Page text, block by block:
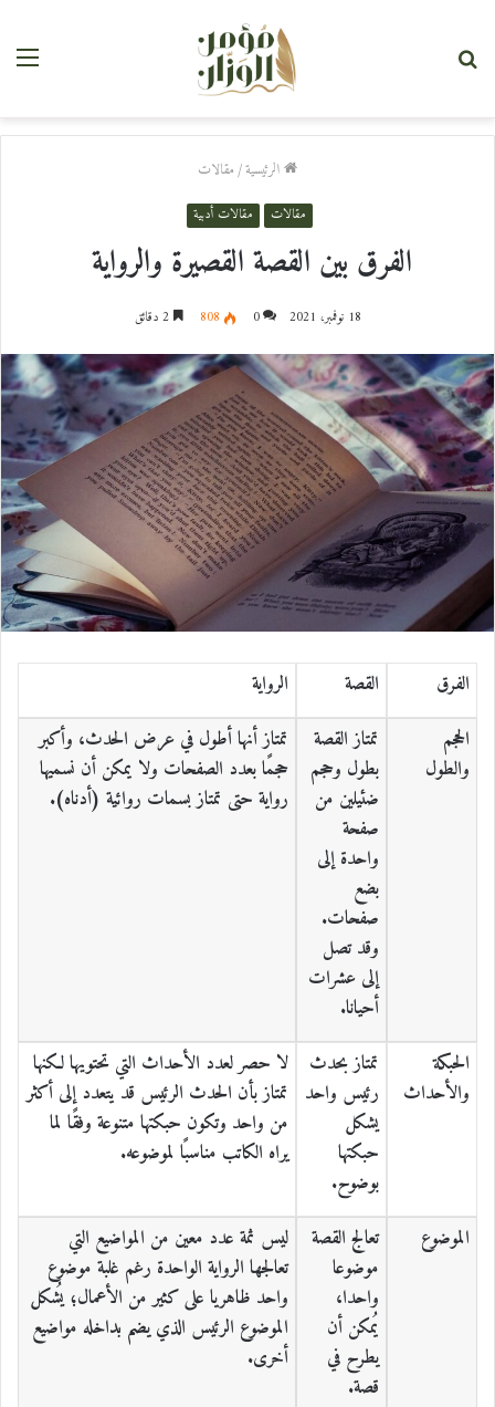
الرئيسية/مقالات
مقالات مقالات أدبية
الفرق بين القصة القصيرة والرواية
18 نوفمبر، 2021 0
808 2 دقائق
الفرق القصة
الرواية
الحجم
والطول
تمتاز القصة
بطول وحجم
ضئيلين من
صفحة
واحدة إلى
بضع
صفحات.
وقد تصل
إلى عشرات
أحيانا.
تمتاز أنها أطول في عرض الحدث، وأكبر
حجمًا بعدد الصفحات ولا يمكن أن نسميها
رواية حتى تمتاز بسمات روائية (أدناه).
الحبكة
والأحداث
تمتاز بحدث
رئيس واحد
يشكل
حبكتها
بوضوح.
لا حصر لعدد الأحداث التي تحتويها لكنها
تمتاز بأن الحدث الرئيس قد يتعدد إلى أكثر
من واحد وتكون حبكتها متنوعة وفقًا لما
يراه الكاتب مناسبًا لموضوعه.
الموضوع
تعالج القصة
موضوعا
واحدا،
يُمكن أن
يطرح في
قصة.
ليس ثمة عدد معين من المواضيع التي
تعالجها الرواية الواحدة رغم غلبة موضوع
واحد ظاهريا على كثير من الأعمال؛ يُشكل
الموضوع الرئيس الذي يضم بداخله مواضيع
أخرى.